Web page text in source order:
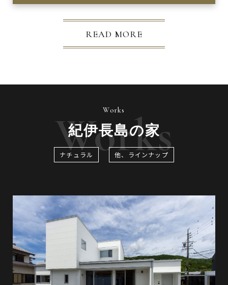
READ MORE
Works
Works
紀伊長島の家
ナチュラル 他、ラインナップ